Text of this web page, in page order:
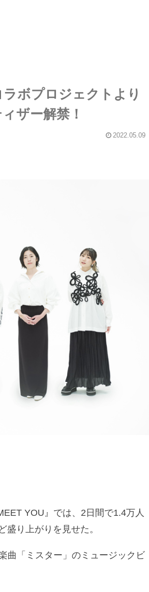
ラボプロジェクトより
ザー解禁！
2022.05.09
YOU』では、2日間で1.4万人
り上がりを見せた。
曲「ミスター」のミュージックビ